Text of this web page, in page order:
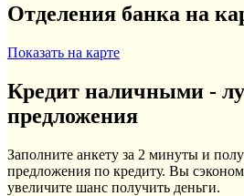
Отделения банка на
Показать на карте
Кредит наличными -
предложения
Заполните анкету за 2 минуты и
предложения по кредиту. Вы
увеличите шанс получить деньги.